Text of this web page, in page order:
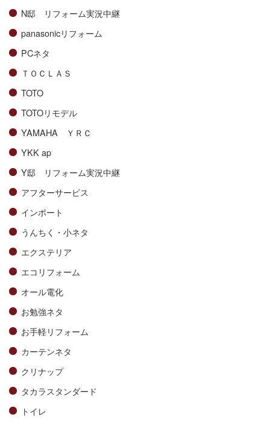
N邸 リフォーム実況中継
panasonicリフォーム
PCネタ
ＴＯＣＬＡＳ
TOTO
TOTOリモデル
YAMAHA ＹＲＣ
YKK ap
Y邸 リフォーム実況中継
アフターサービス
インポート
うんちく・小ネタ
エクステリア
エコリフォーム
オール電化
お勉強ネタ
お手軽リフォーム
カーテンネタ
クリナップ
タカラスタンダード
トイレ